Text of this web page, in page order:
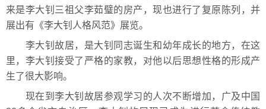
来是李大钊三祖父李茹璧的房产，现也进行了复原陈列，并
展出有《李大钊人格风范》展览。
李大钊故居，是大钊同志诞生和幼年成长的地方，在这
里，李大钊接受了严格的家教，对他以后思想性格的形成产
生了很大影响。
现在到李大钊故居参观学习的人次不断增加，广及中国